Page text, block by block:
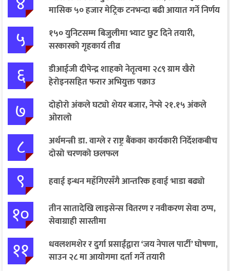
मासिक ५० हजार मेट्रिक टनभन्दा बढी आयात गर्ने निर्णय
५
१५० युनिटसम्म बिजुलीमा भ्याट छुट दिने तयारी,
सरकारको गृहकार्य तीव्र
६
डीआईजी दीपेन्द्र शाहको नेतृत्वमा २८९ ग्राम खैरो
हेरोइनसहित फरार अभियुक्त पक्राउ
७
दोहोरो अंकले घट्यो शेयर बजार, नेप्से २१.१५ अंकले
ओरालो
८
अर्थमन्त्री डा. वाग्ले र राष्ट्र बैंकका कार्यकारी निर्देशकबीच
दोस्रो चरणको छलफल
९ हवाई इन्धन महँगिएसँगै आन्तरिक हवाई भाडा बढ्यो
१०
तीन सातादेखि लाइसेन्स वितरण र नवीकरण सेवा ठप्प,
सेवाग्राही सास्तीमा
११
धवलशमशेर र दुर्गा प्रसाईंद्वारा ‘जय नेपाल पार्टी’ घोषणा,
साउन २८ मा आयोगमा दर्ता गर्ने तयारी